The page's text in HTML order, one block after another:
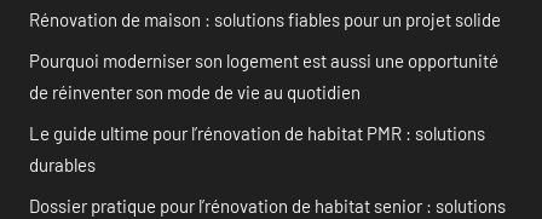
Rénovation de maison : solutions fiables pour un projet solide
Pourquoi moderniser son logement est aussi une opportunité
de réinventer son mode de vie au quotidien
Le guide ultime pour l’rénovation de habitat PMR : solutions
durables
Dossier pratique pour l’rénovation de habitat senior : solutions